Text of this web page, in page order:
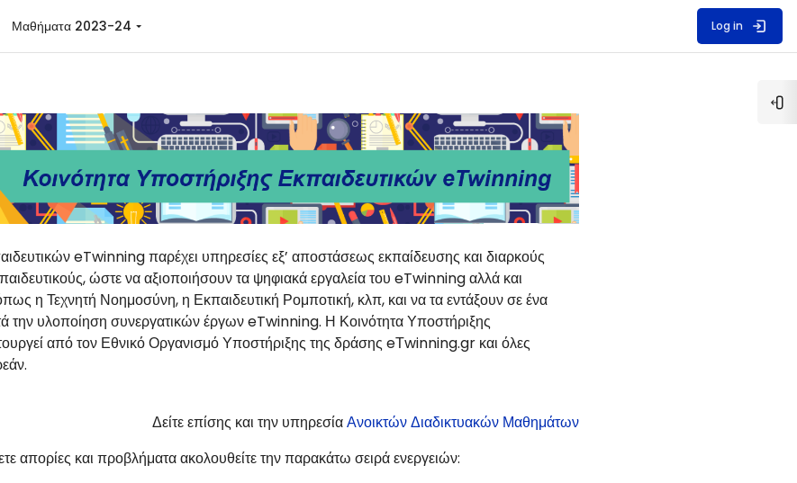
Μαθήματα 2023-24 Log in
eTwinning παρέχει υπηρεσίες εξ’ αποστάσεως εκπαίδευσης και διαρκούς
ώστε να αξιοποιήσουν τα ψηφιακά εργαλεία του eTwinning αλλά και
η Τεχνητή Νοημοσύνη, η Εκπαιδευτική Ρομποτική, κλπ, και να τα εντάξουν σε ένα
την υλοποίηση συνεργατικών έργων eTwinning. Η Κοινότητα Υποστήριξης
από τον Εθνικό Οργανισμό Υποστήριξης της δράσης eΤwinning.gr και όλες
Δείτε επίσης και την υπηρεσίαΑνοικτών Διαδικτυακών Μαθημάτων
απορίες και προβλήματα ακολουθείτε την παρακάτω σειρά ενεργειών: